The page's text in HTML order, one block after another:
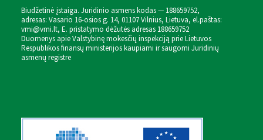
Biudžetinė įstaiga. Juridinio asmens kodas — 188659752,
adresas: Vasario 16-osios g. 14, 01107 Vilnius, Lietuva, el.paštas:
vmi@vmi.lt, E. pristatymo dėžutės adresas 188659752
Duomenys apie Valstybinę mokesčių inspekciją prie Lietuvos
Respublikos finansų ministerijos kaupiami ir saugomi Juridinių
asmenų registre